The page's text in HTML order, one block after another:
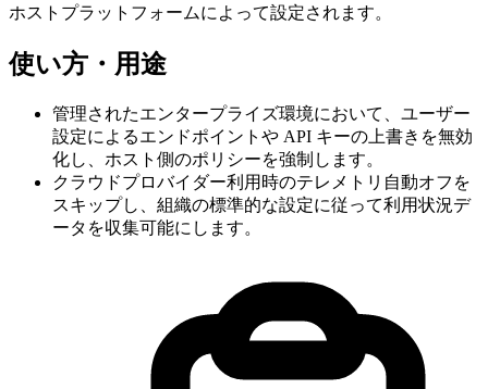
ホストプラットフォームによって設定されます。
使い方・用途
管理されたエンタープライズ環境において、ユーザー
設定によるエンドポイントや API キーの上書きを無効
化し、ホスト側のポリシーを強制します。
クラウドプロバイダー利用時のテレメトリ自動オフを
スキップし、組織の標準的な設定に従って利用状況デ
ータを収集可能にします。